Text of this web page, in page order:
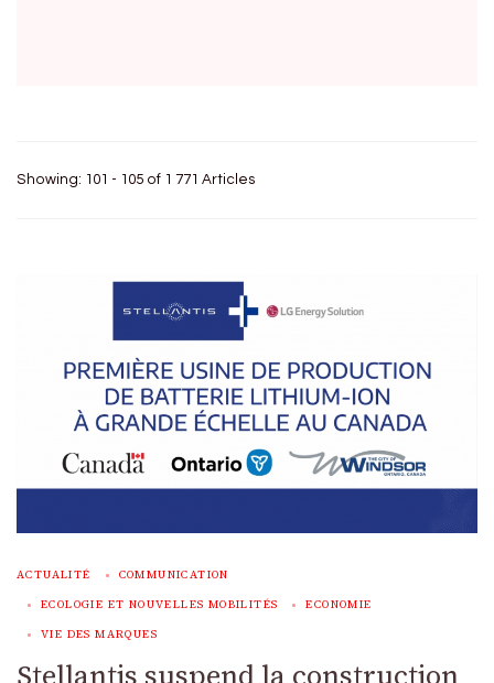
Showing: 101 - 105 of 1 771 Articles
ACTUALITÉ COMMUNICATION
ECOLOGIE ET NOUVELLES MOBILITÉS ECONOMIE
VIE DES MARQUES
Stellantis suspend la construction